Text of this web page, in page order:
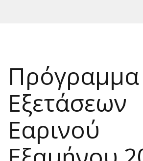
Πρόγραμμα
Εξετάσεων
Εαρινού